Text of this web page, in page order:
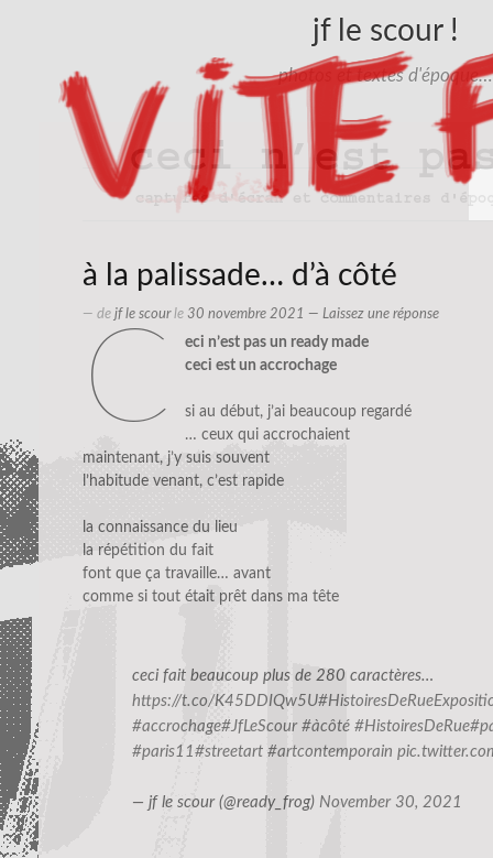
jf le scour !
photos et textes d'époque…
à la palissade… d’à côté
— de jf le scourle 30 novembre 2021 — Laissez une réponse
c
eci n’est pas un ready made
ceci est un accrochage
si au début, j’ai beaucoup regardé
… ceux qui accrochaient
maintenant, j’y suis souvent
l’habitude venant, c’est rapide
la connaissance du lieu
la répétition du fait
font que ça travaille… avant
comme si tout était prêt dans ma tête
ceci fait beaucoup plus de 280 caractères…
https://t.co/K45DDIQw5U
#accrochage#JfLeScour #àcôté #HistoiresDeRue
#paris11 #streetart #artcontemporain
— jf le scour (@ready_frog) November 30, 2021